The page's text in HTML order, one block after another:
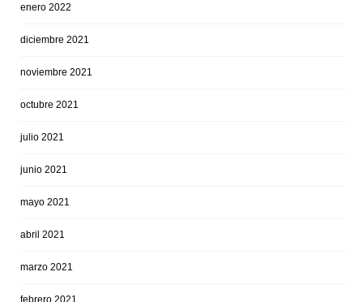
enero 2022
diciembre 2021
noviembre 2021
octubre 2021
julio 2021
junio 2021
mayo 2021
abril 2021
marzo 2021
febrero 2021